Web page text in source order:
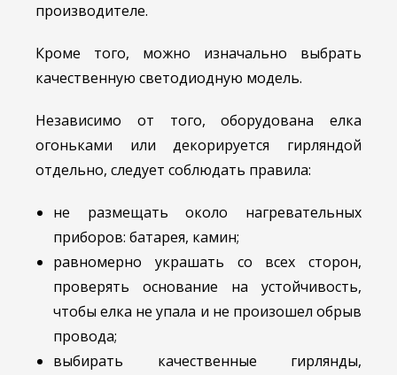
производителе.
Кроме того, можно изначально выбрать
качественную светодиодную модель.
Независимо от того, оборудована елка
огоньками или декорируется гирляндой
отдельно, следует соблюдать правила:
не размещать около нагревательных
приборов: батарея, камин;
равномерно украшать со всех сторон,
проверять основание на устойчивость,
чтобы елка не упала и не произошел обрыв
провода;
выбирать качественные гирлянды,